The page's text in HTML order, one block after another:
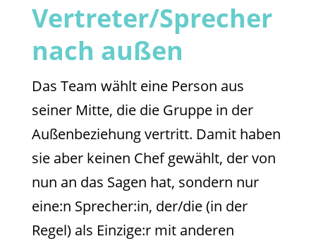
Vertreter/Sprecher
nach außen
Das Team wählt eine Person aus
seiner Mitte, die die Gruppe in der
Außenbeziehung vertritt. Damit haben
sie aber keinen Chef gewählt, der von
nun an das Sagen hat, sondern nur
eine:n Sprecher:in, der/die (in der
Regel) als Einzige:r mit anderen